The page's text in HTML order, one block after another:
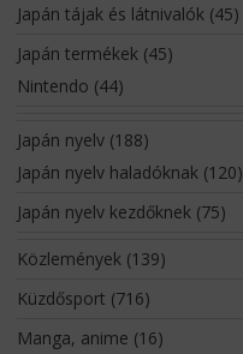
Japán tájak és látnivalók(45)
Japán termékek(45)
Nintendo (44)
Japán nyelv(188)
Japán nyelv haladóknak(120)
Japán nyelv kezdőknek(75)
Közlemények(139)
Küzdősport (716)
Manga, anime (16)